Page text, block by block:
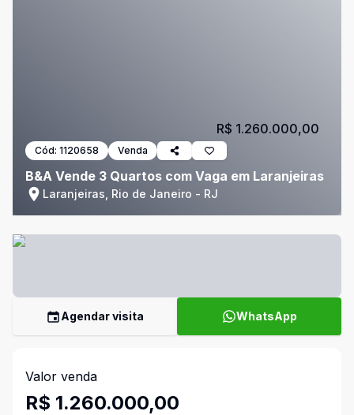
Cód: 1120658 Venda
B&A Vende 3 Quartos com Vaga em Laranjeiras
Laranjeiras, Rio de Janeiro - RJ
R$ 1.260.000,00
Agendar visita WhatsApp
Valor venda
R$ 1.260.000,00